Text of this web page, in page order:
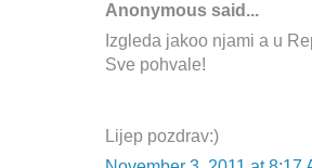
Anonymous said...
Izgleda jakoo njami a u
Sve pohvale!
Lijep pozdrav:)